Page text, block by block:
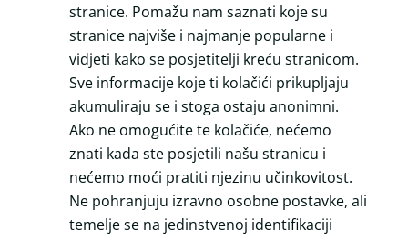
stranice. Pomažu nam saznati koje su
stranice najviše i najmanje popularne i
vidjeti kako se posjetitelji kreću stranicom.
Sve informacije koje ti kolačići prikupljaju
akumuliraju se i stoga ostaju anonimni.
Ako ne omogućite te kolačiće, nećemo
znati kada ste posjetili našu stranicu i
nećemo moći pratiti njezinu učinkovitost.
Ne pohranjuju izravno osobne postavke, ali
temelje se na jedinstvenoj identifikaciji